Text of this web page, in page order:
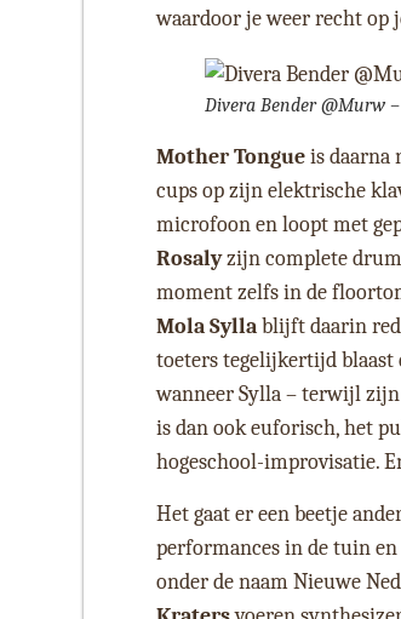
waardoor je weer recht op
Divera Bender @Murw
Mother Tongueis daarna
cups op zijn elektrische
microfoon en loopt met
Rosalyzijn complete
moment zelfs in de
Mola Syllablijft daarin
toeters tegelijkertijd blaast
wanneer Sylla – terwijl zijn
is dan ook euforisch, het
hogeschool-improvisatie.
Het gaat er een beetje
performances in de tuin en
onder de naam Nieuwe